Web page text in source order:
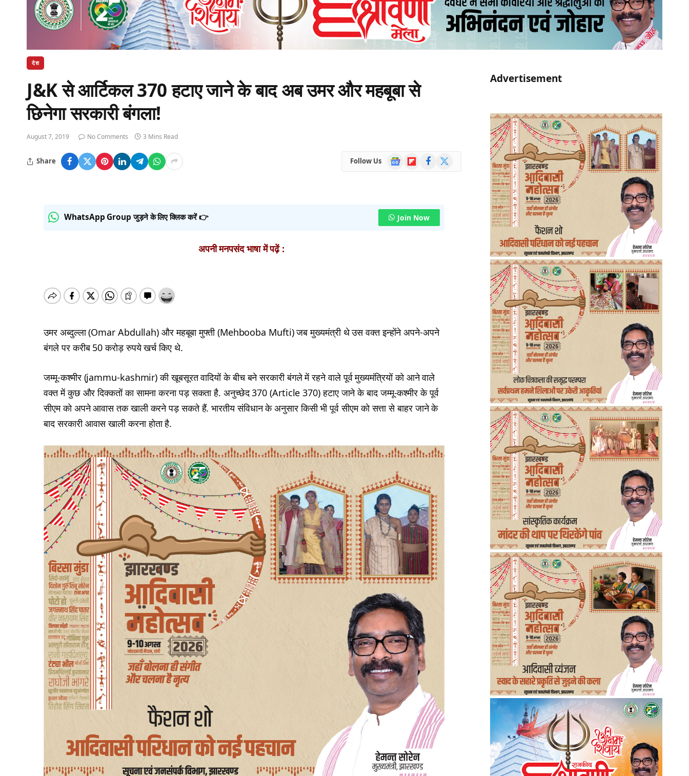
देश
J&K से आर्टिकल 370 हटाए जाने के बाद अब उमर और महबूबा से
छिनेगा सरकारी बंगला!
August 7, 2019 No Comments 3 Mins Read
Share Follow Us
Google
News
FlipboardFacebook
WhatsApp Group जुड़ने के लिए क्लिक करें 👉 Join Now
अपनी मनपसंद भाषा में पढ़ें :
उमर अब्दुल्ला (Omar Abdullah) और महबूबा मुफ्ती (Mehbooba Mufti) जब मुख्यमंत्री थे उस वक्त इन्होंने अपने-अपने
बंगले पर करीब 50 करोड़ रुपये खर्च किए थे.
जम्मू-कश्मीर (jammu-kashmir) की खूबसूरत वादियों के बीच बने सरकारी बंगले में रहने वाले पूर्व मुख्यमंत्रियों को आने वाले
वक्त में कुछ और दिक्कतों का सामना करना पड़ सकता है. अनुच्छेद 370 (Article 370) हटाए जाने के बाद जम्मू-कश्मीर के पूर्व
सीएम को अपने आवास तक खाली करने पड़ सकते हैं. भारतीय संविधान के अनुसार किसी भी पूर्व सीएम को सत्ता से बाहर जाने के
बाद सरकारी आवास खाली करना होता है.
Advertisement